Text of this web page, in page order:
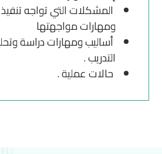
المشكلات التي تواجه تنفيذ
ومهارات مواجهتها
أساليب ومهارات دراسة
التدريب .
حالات عملية .